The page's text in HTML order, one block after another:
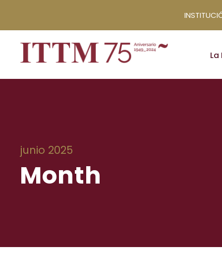
junio 2025
Month